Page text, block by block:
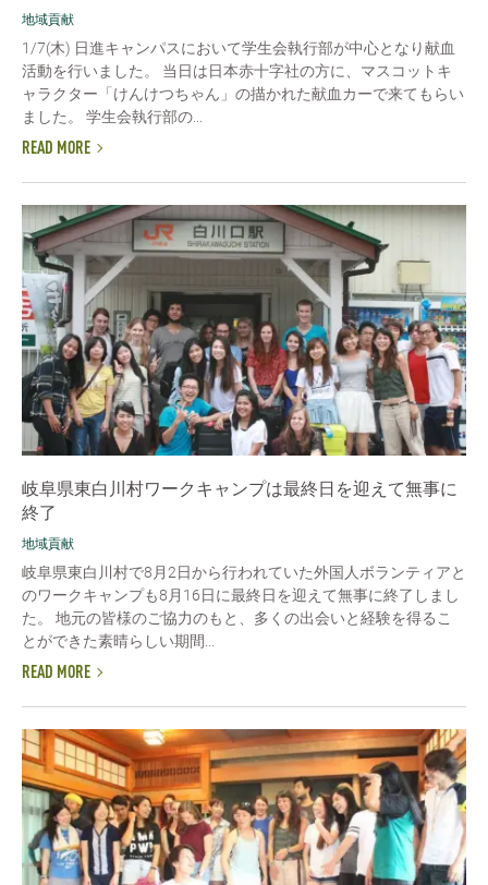
地域貢献
1/7(木) 日進キャンパスにおいて学生会執行部が中心となり献血
活動を行いました。 当日は日本赤十字社の方に、マスコットキ
ャラクター「けんけつちゃん」の描かれた献血カーで来てもらい
ました。 学生会執行部の...
READ MORE
岐阜県東白川村ワークキャンプは最終日を迎えて無事に
終了
地域貢献
岐阜県東白川村で8月2日から行われていた外国人ボランティアと
のワークキャンプも8月16日に最終日を迎えて無事に終了しまし
た。 地元の皆様のご協力のもと、多くの出会いと経験を得るこ
とができた素晴らしい期間...
READ MORE